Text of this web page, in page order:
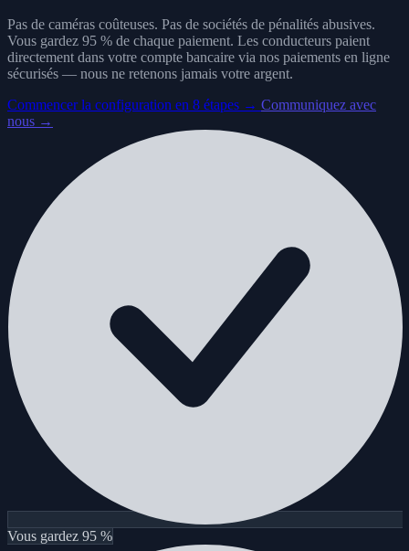
Pas de caméras coûteuses. Pas de sociétés de pénalités abusives.
Vous gardez 95 % de chaque paiement. Les conducteurs paient
directement dans votre compte bancaire via nos paiements en ligne
sécurisés — nous ne retenons jamais votre argent.
Commencer la configuration en 8 étapes → Communiquez avec
nous →
Vous gardez 95 %